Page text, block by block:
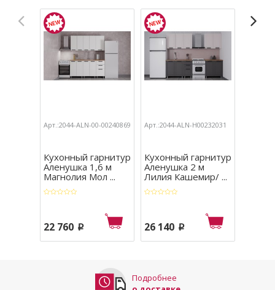
Арт.:2044-ALN-00-00240869
Кухонный гарнитур
Аленушка 1,6 м
Магнолия Мол ...
22 760 p
Арт.:2044-ALN-Н00232031
Кухонный гарнитур
Аленушка 2 м
Лилия Кашемир/ ...
26 140 p
Подробнее